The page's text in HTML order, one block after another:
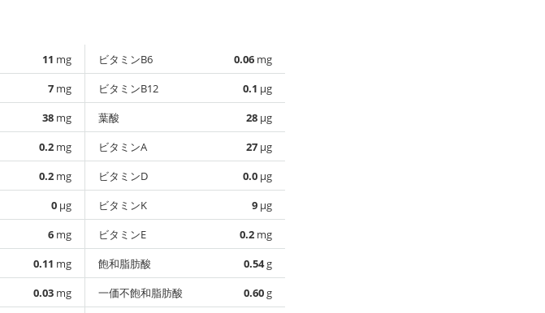
11 mg
7 mg
38 mg
0.2 mg
0.2 mg
0 µg
6 mg
0.11 mg
0.03 mg
ビタミンB6 0.06 mg
ビタミンB12
0.1 µg
葉酸
28 µg
ビタミンA
27 µg
ビタミンD
0.0 µg
ビタミンK
9 µg
ビタミンE
0.2 mg
飽和脂肪酸
0.54g
一価不飽和脂肪酸
0.60g